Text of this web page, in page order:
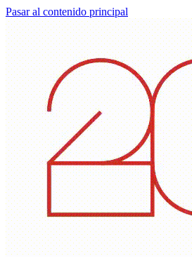
Pasar al contenido principal